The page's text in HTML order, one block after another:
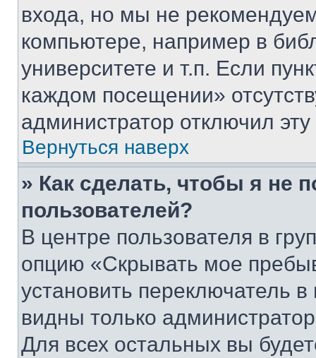
входа, но мы не
компьютере, например в
университете и т.п. Если
каждом посещении»
администратор отключил
Вернуться наверх
» Как сделать, чтобы я не
пользователей?
В центре пользователя в
опцию «Скрывать мое
установить переключатель
видны только
Для всех остальных вы